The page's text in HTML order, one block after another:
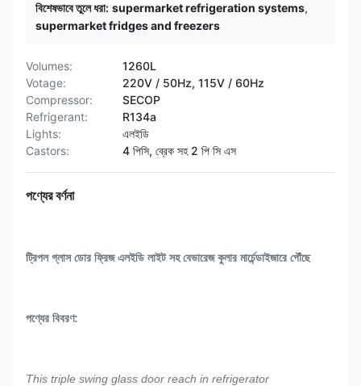
বিশেষভাবে তুলে ধরা: supermarket refrigeration systems,
supermarket fridges and freezers
Volumes:
1260L
Votage:
220V / 50Hz, 115V / 60Hz
Compressor:
SECOP
Refrigerant:
R134a
Lights:
এলইডি
Castors:
4 পিসি, ব্রেক সহ 2 পি সি এস
পণ্যের বর্ণনা
ট্রিপল গ্লাস ডোর ফ্রিজ এলইডি লাইট সহ বেভারেজ কুলার মার্চেন্ডাইজারে পৌঁছে
পণ্যের বিবরণ:
This triple swing glass door reach in refrigerator